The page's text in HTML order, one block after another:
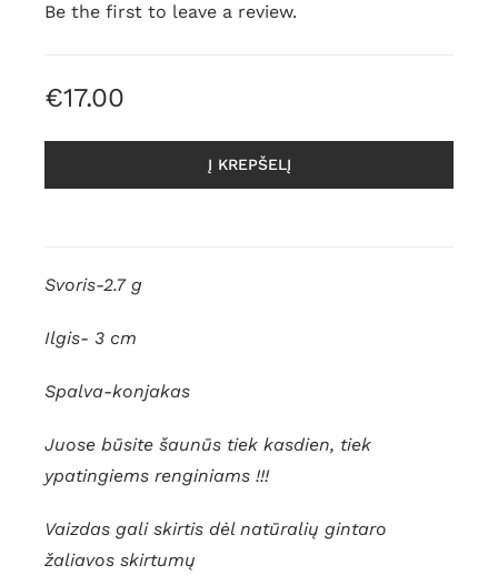
Mūsų istorija
Be the first to leave a review.
€17.00
Į KREPŠELĮ
Svoris-2.7 g
Ilgis- 3 cm
Spalva-konjakas
Juose būsite šaunūs tiek kasdien, tiek
ypatingiems renginiams !!!
Vaizdas gali skirtis dėl natūralių gintaro
žaliavos skirtumų